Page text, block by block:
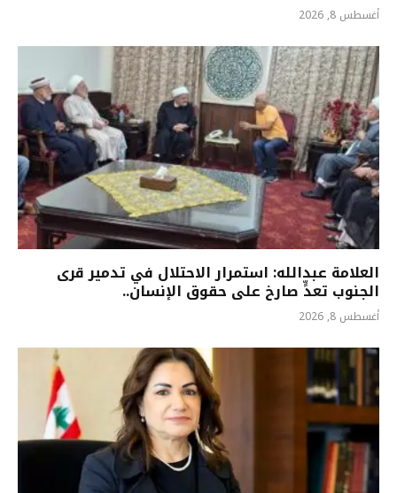
أغسطس 8, 2026
العلامة عبدالله: استمرار الاحتلال في تدمير قرى
الجنوب تعدٍّ صارخ على حقوق الإنسان..
أغسطس 8, 2026